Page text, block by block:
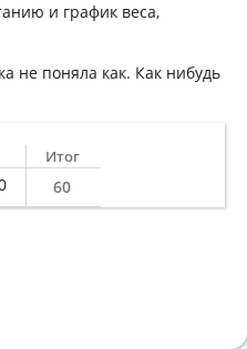
и график веса,
не поняла как. Как нибудь
Итог
60